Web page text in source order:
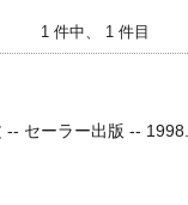
1 件中、 1 件目
-- セーラー出版 --